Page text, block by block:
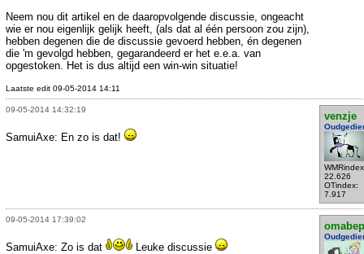
Neem nou dit artikel en de daaropvolgende discussie, ongeacht
wie er nou eigenlijk gelijk heeft, (als dat al één persoon zou zijn),
hebben degenen die de discussie gevoerd hebben, én degenen
die 'm gevolgd hebben, gegarandeerd er het e.e.a. van
opgestoken. Het is dus altijd een win-win situatie!
Laatste edit 09-05-2014 14:11
09-05-2014 14:32:19
venzje
22.626
OTindex:
7.917
SamuiAxe: En zo is dat!
09-05-2014 17:39:02
omabep
SamuiAxe: Zo is dat Leuke discussie